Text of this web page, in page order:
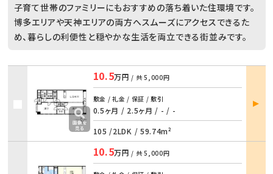
子育て世帯のファミリーにもおすすめの落ち着いた住環境です。
博多エリアや天神エリアの両方へスムーズにアクセスできるた
め、暮らしの利便性と穏やかな生活を両立できる街並みです。
10.5万円 / 共5,000円
敷金 / 礼金 / 保証 / 敷引
0.5ヶ月 / 2.5ヶ月 / - / -
105 /2LDK / 59.74m²
部屋
詳細
10.5万円 / 共5,000円